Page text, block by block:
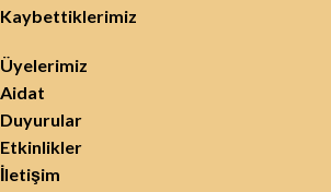
Kaybettiklerimiz
Üyelerimiz
Aidat
Duyurular
Etkinlikler
İletişim